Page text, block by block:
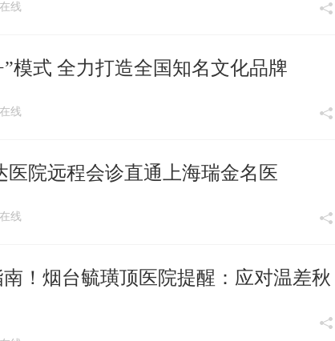
线
模式 全力打造全国知名文化品牌
线
医院远程会诊直通上海瑞金名医
线
！烟台毓璜顶医院提醒：应对温差秋